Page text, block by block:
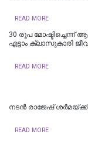
READ MORE
30 രൂപ
എട്ടാം ക്ലാസുകാരി
READ MORE
നടൻ രാജേഷ് ശർമയ്ക്ക്
READ MORE